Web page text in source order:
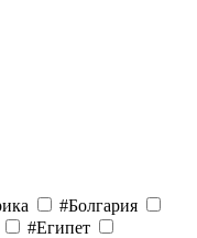
#Болгария
#Египет